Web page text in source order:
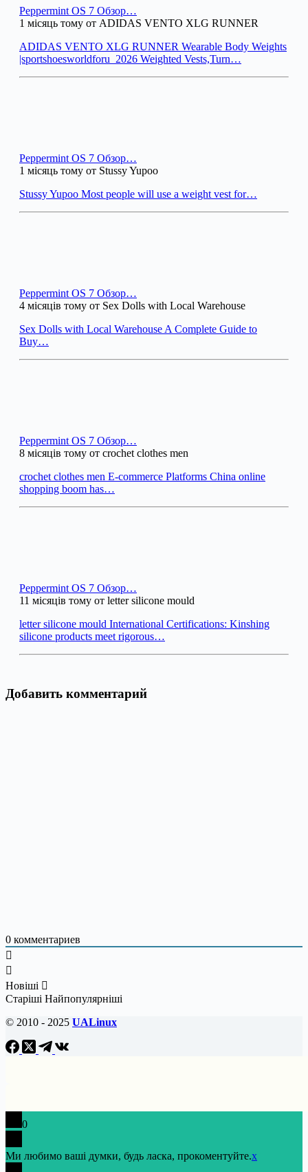
Peppermint OS 7 Обзор…
1 місяць тому от ADIDAS VENTO XLG RUNNER
ADIDAS VENTO XLG RUNNER Wearable Body Weights
|sportshoesworldforu_2026 Weighted Vests,Turn…
Peppermint OS 7 Обзор…
1 місяць тому от Stussy Yupoo
Stussy Yupoo Most people will use a weight vest for…
Peppermint OS 7 Обзор…
4 місяців тому от Sex Dolls with Local Warehouse
Sex Dolls with Local Warehouse A Complete Guide to
Buy…
Peppermint OS 7 Обзор…
8 місяців тому от crochet clothes men
crochet clothes men E-commerce Platforms China online
shopping boom has…
Peppermint OS 7 Обзор…
11 місяців тому от letter silicone mould
letter silicone mould International Certifications: Kinshing
silicone products meet rigorous…
Добавить комментарий
0 комментариев
Новіші
Старіші Найпопулярніші
© 2010 - 2025 UALinux
0
Ми любимо ваші думки, будь ласка, прокоментуйте.x